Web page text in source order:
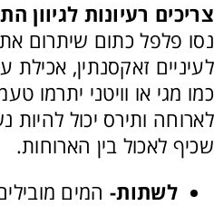
צריכים רעיונות לגיוון
נסו פלפל כתום שיתרום
לעיניים זאקסנתין, אכילת
כמו מגי או וויטני יתרמו
לארוחה ותירס יכול להיות
שכיף לאכול בין הארוחות.
לשתות- המים